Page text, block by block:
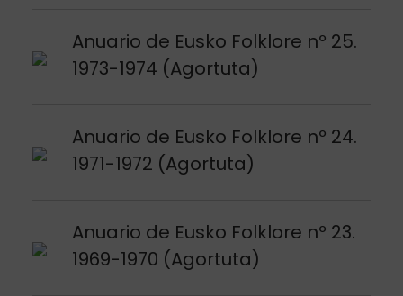
Anuario de Eusko Folklore nº 25.
1973-1974 (Agortuta)
Argitalpena ikusi
Anuario de Eusko Folklore nº 24.
1971-1972 (Agortuta)
Argitalpena ikusi
Anuario de Eusko Folklore nº 23.
1969-1970 (Agortuta)
Argitalpena ikusi